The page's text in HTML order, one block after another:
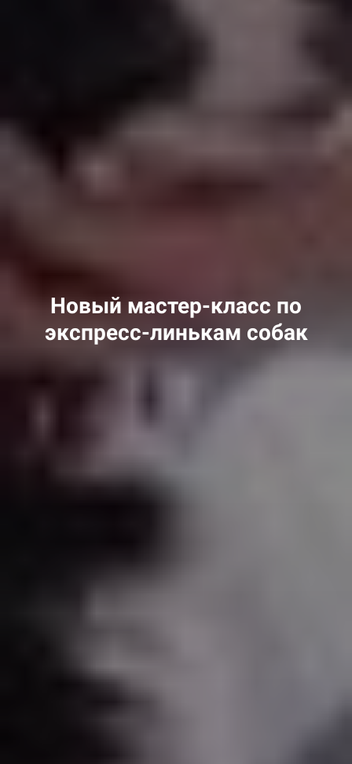
Новый мастер-класс по
экспресс-линькам собак